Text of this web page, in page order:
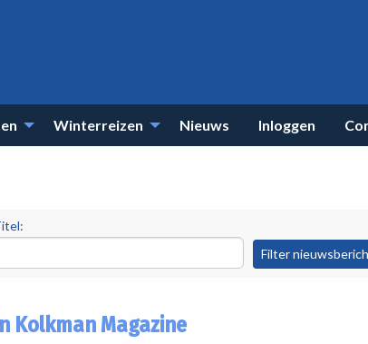
Winterreizen Nieuws Inloggen
Kolkman Magazine